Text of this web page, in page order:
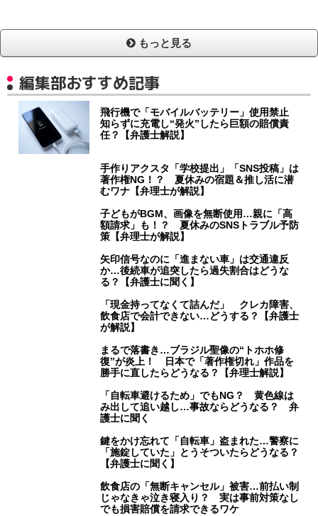
もっと見る
編集部おすすめ記事
飛行機で「モバイルバッテリー」使用禁止
知らずに充電し“発火”したら巨額の賠償責
任？【弁護士解説】
手作りアクスタ「学校提出」「SNS投稿」は
著作権NG！？ 夏休みの宿題＆推し活に潜
むワナ【弁理士が解説】
子どもがBGM、画像を無断使用…親に「高
額請求」も！？ 夏休みのSNSトラブル予防
策【弁理士が解説】
矢印信号なのに「進まない車」は交通違反
か…後続車が追突したら過失割合はどうな
る？【弁護士に聞く】
「現金持ってなくて詰んだ」 クレカ障害、
飲食店で会計できない…どうする？【弁護士
が解説】
まるで落書き…ブラジル聖像の“トホホ修
復”が炎上！ 日本で「著作権切れ」作品を
勝手に直したらどうなる？【弁理士解説】
「自転車避けるため」でもNG？ 黄色線は
み出して追い越し…事故ならどうなる？ 弁
護士に聞く
鍵をかけ忘れて「自転車」盗まれた…警察に
「施錠していた」とうそついたらどうなる？
【弁護士に聞く】
飲食店の「無断キャンセル」被害…前払い制
じゃなきゃ泣き寝入り？ 実は事前対策なし
でも損害賠償を請求できるワケ